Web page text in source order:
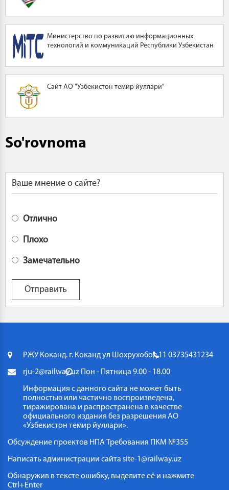
Министерство по развитию информационных
технологий и коммуникаций Республики Узбекистан
Сайт АО "Узбекистон темир йуллари"
So'rovnoma
Ваше мнение о сайте?
Отлично
Плохо
Замечательно
РЖУ Коканд. г. Коканд ул Шохрухобод 11 03735431234
rju-2@railway.uz Пон - Пятница 9.00 - 18.00
Информация с данного сайта не может быть
полностью или частично воспроизведена,
тиражирована и распространена в качестве
официального издания без разрешения АО
«Узбекистон темир йуллари».
Обсуждение проектов НПАТребования ПКМ №355
Написать администрации сайта site-1@railway.uz
Обнаружив в тексте ошибку, выделите её и нажмите
Ctrl+Enter